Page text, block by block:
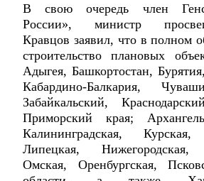
В свою очередь член
России», министр
Кравцов заявил, что в полном
строительство плановых
Адыгея, Башкортостан,
Кабардино-Балкария,
Забайкальский,
Приморский края;
Калининградская, Курская,
Липецкая, Нижегородская,
Омская, Оренбургская,